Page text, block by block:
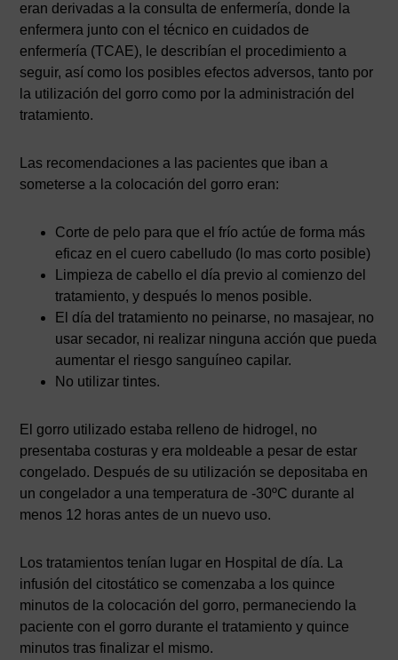
eran derivadas a la consulta de enfermería, donde la
enfermera junto con el técnico en cuidados de
enfermería (TCAE), le describían el procedimiento a
seguir, así como los posibles efectos adversos, tanto por
la utilización del gorro como por la administración del
tratamiento.
Las recomendaciones a las pacientes que iban a
someterse a la colocación del gorro eran:
Corte de pelo para que el frío actúe de forma más
eficaz en el cuero cabelludo (lo mas corto posible)
Limpieza de cabello el día previo al comienzo del
tratamiento, y después lo menos posible.
El día del tratamiento no peinarse, no masajear, no
usar secador, ni realizar ninguna acción que pueda
aumentar el riesgo sanguíneo capilar.
No utilizar tintes.
El gorro utilizado estaba relleno de hidrogel, no
presentaba costuras y era moldeable a pesar de estar
congelado. Después de su utilización se depositaba en
un congelador a una temperatura de -30ºC durante al
menos 12 horas antes de un nuevo uso.
Los tratamientos tenían lugar en Hospital de día. La
infusión del citostático se comenzaba a los quince
minutos de la colocación del gorro, permaneciendo la
paciente con el gorro durante el tratamiento y quince
minutos tras finalizar el mismo.